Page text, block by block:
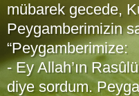
mübarek gecede,
Peygamberimizin
“Peygamberimize:
- Ey Allah’ın
diye sordum.